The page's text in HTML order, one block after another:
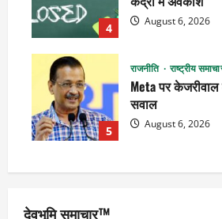
4 August 6, 2026
5
राजनीति राष्ट्रीय
Meta पर केजरीवाल
सवाल
August 6, 2026
देवभूमि समाचार™